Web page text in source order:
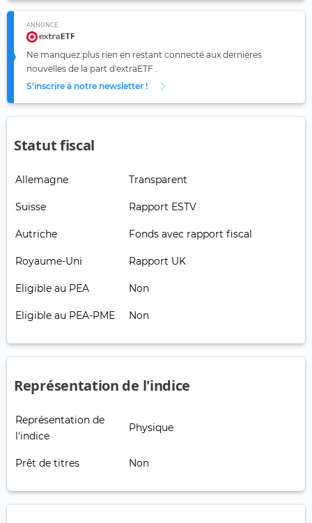
ANNONCE
Ne manquez plus rien en restant connecté aux dernières
nouvelles de la part d'extraETF .
S'inscrire à notre newsletter !
Statut fiscal
Allemagne Transparent
Suisse Rapport ESTV
Autriche Fonds avec rapport fiscal
Royaume-Uni Rapport UK
Eligible au PEA Non
Eligible au PEA-PME Non
Représentation de l'indice
Représentation de
l'indice
Physique
Prêt de titres Non